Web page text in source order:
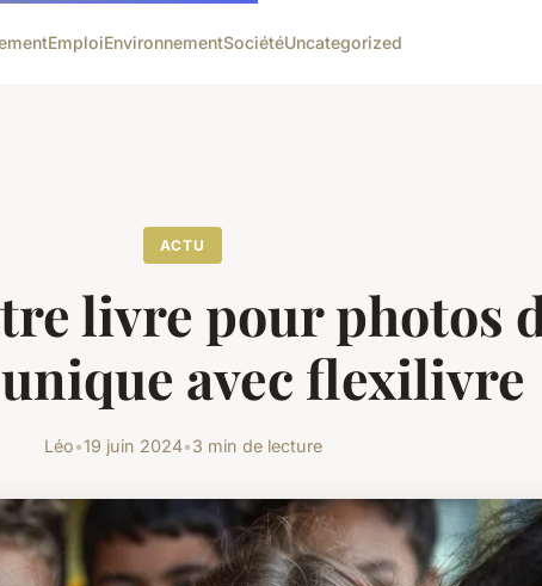
EmploiEnvironnementSociétéUncategorized
ACTU
livre pour photos
avec flexilivre
Léo•19 juin 2024•3 min de lecture